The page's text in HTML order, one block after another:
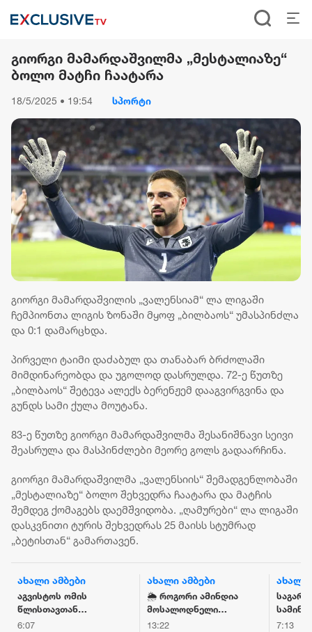
გიორგი მამარდაშვილმა „მესტალიაზე“
ბოლო მატჩი ჩაატარა
18/5/2025 • 19:54 სპორტი
გიორგი მამარდაშვილის „ვალენსიამ“ ლა ლიგაში
ჩემპიონთა ლიგის ზონაში მყოფ „ბილბაოს“ უმასპინძლა
და 0:1 დამარცხდა.
პირველი ტაიმი დაძაბულ და თანაბარ ბრძოლაში
მიმდინარეობდა და უგოლოდ დასრულდა. 72-ე წუთზე
„ბილბაოს“ შეტევა ალექს ბერენჟემ დააგვირგვინა და
გუნდს სამი ქულა მოუტანა.
83-ე წუთზე გიორგი მამარდაშვილმა შესანიშნავი სეივი
შეასრულა და მასპინძლები მეორე გოლს გადაარჩინა.
გიორგი მამარდაშვილმა „ვალენსიის“ შემადგენლობაში
„მესტალიაზე“ ბოლო შეხვედრა ჩაატარა და მატჩის
შემდეგ ქომაგებს დაემშვიდობა. „ღამურები“ ლა ლიგაში
დასკვნითი ტურის შეხვედრას 25 მაისს სტუმრად
„ბეტისთან“ გამართავენ.
ახალი ამბები
აგვისტოს ომის
წლისთავთან
დაკავშირებით,
6:07
ახალი ამბები
🌦️ როგორი ამინდია
მოსალოდნელი
საქართველოში —
13:22
ახალი
7:13